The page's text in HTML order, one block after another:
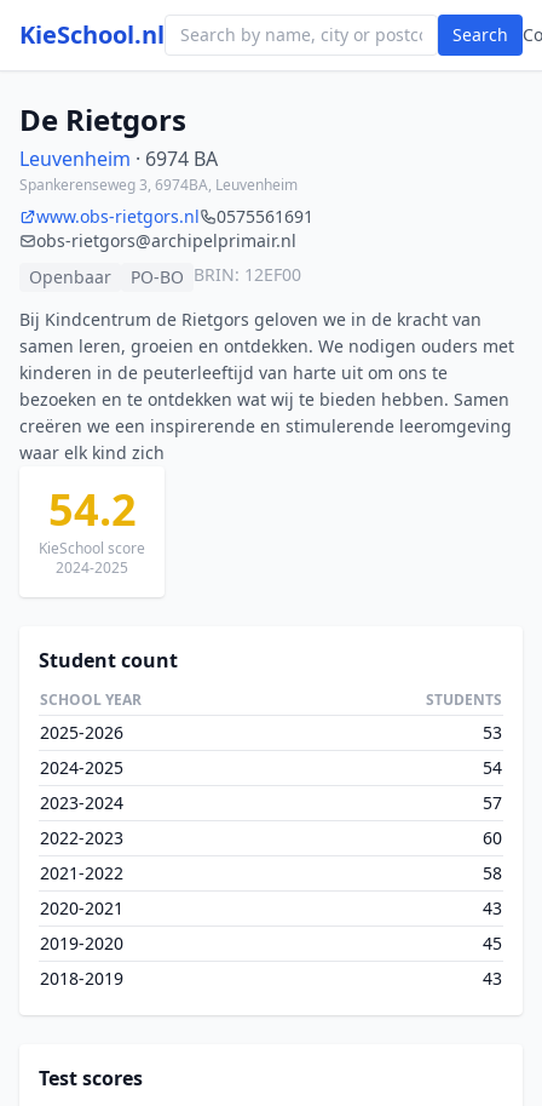
KieSchool.nl Search
De Rietgors
Leuvenheim · 6974 BA
Spankerenseweg 3, 6974BA, Leuvenheim
www.obs-rietgors.nl
0575561691
obs-rietgors@archipelprimair.nl
Openbaar
PO-BO BRIN: 12EF00
Bij Kindcentrum de Rietgors geloven we in de kracht van
samen leren, groeien en ontdekken. We nodigen ouders met
kinderen in de peuterleeftijd van harte uit om ons te
bezoeken en te ontdekken wat wij te bieden hebben. Samen
creëren we een inspirerende en stimulerende leeromgeving
waar elk kind zich
54.2
KieSchool score
2024-2025
Student count
SCHOOL YEAR STUDENTS
2025-2026
53
2024-2025
54
2023-2024
57
2022-2023
60
2021-2022
58
2020-2021
43
2019-2020
45
2018-2019
43
Test scores